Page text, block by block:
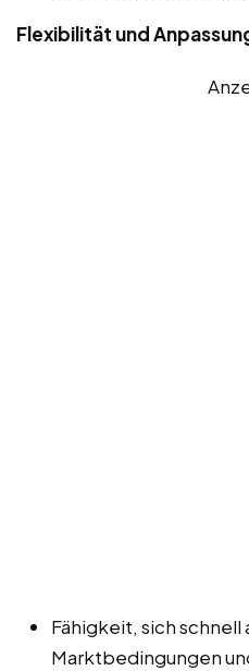
Flexibilität und
Fähigkeit, sich schnell
Marktbedingungen